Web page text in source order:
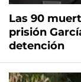
Las 90
prisión
detención